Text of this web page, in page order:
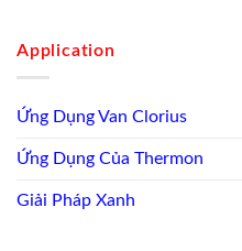
Application
Ứng Dụng Van Clorius
Ứng Dụng Của Thermon
Giải Pháp Xanh